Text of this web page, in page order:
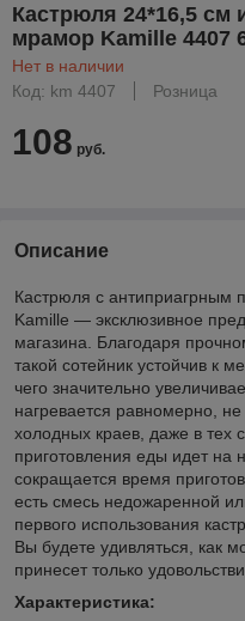
Кастрюля 24*16,5
мрамор Kamille 4407
Нет в наличии
Код: km 4407
Розница
108 руб.
Описание
Кастрюля с антиприагрным
Kamille — эксклюзивное
магазина. Благодаря
такой сотейник устойчив к
чего значительно
нагревается равномерно, не
холодных краев, даже в тех
приготовления еды идет на
сокращается время
есть смесь недожаренной
первого использования
Вы будете удивляться, как
принесет только
Характеристика: